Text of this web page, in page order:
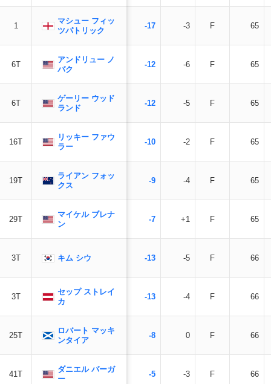
1
マシュー フィッ
ツパトリック
6T
アンドリュー ノ
バク
6T
ゲーリー ウッド
ランド
16T
リッキー ファウ
ラー
19T
ライアン フォッ
クス
29T
マイケル ブレナ
ン
3T キム シウ
3T
セップ ストレイ
カ
25T
ロバート マッキ
ンタイア
41T
ダニエル バーガ
ー
-17 -3 F 65
-12 -6 F 65
-12 -5 F 65
-10 -2 F 65
-9 -4 F 65
-7 +1 F 65
-13 -5 F 66
-13 -4 F 66
-8 0 F 66
-5 -3 F 66